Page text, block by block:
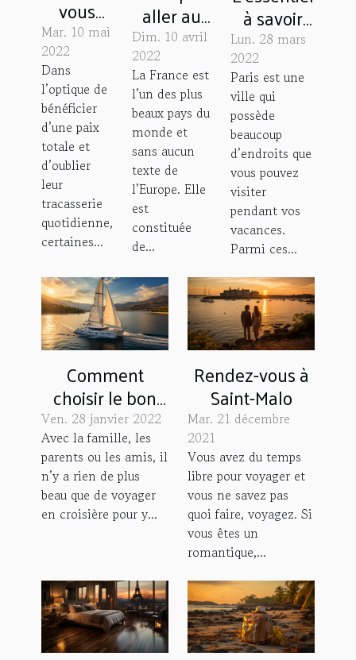
vous
rendre à
La
Laponie
?
Mar. 10 mai
2022
Dans
l’optique de
bénéficier
d’une paix
totale et
d’oublier
leur
tracasserie
quotidienne,
certaines...
aller au
parc
Michel
Chartrand
?
Dim. 10 avril
2022
La France est
l’un des plus
beaux pays du
monde et
sans aucun
texte de
l’Europe. Elle
est
constituée
de...
à savoir
sur
l’aquarium
de Paris
Lun. 28 mars
2022
Paris est une
ville qui
possède
beaucoup
d’endroits que
vous pouvez
visiter
pendant vos
vacances.
Parmi ces...
Comment
choisir le bon
bateau pour
une navigation
?
Ven. 28 janvier 2022
Avec la famille, les
parents ou les amis, il
n’y a rien de plus
beau que de voyager
en croisière pour y...
Rendez-vous à
Saint-Malo
Mar. 21 décembre
2021
Vous avez du temps
libre pour voyager et
vous ne savez pas
quoi faire, voyagez. Si
vous êtes un
romantique,...